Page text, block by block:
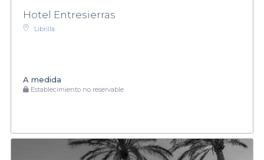
Hotel Entresierras
Librilla
A medida
Establecimiento no reservable